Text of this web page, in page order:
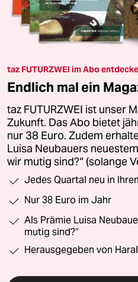
taz FUTURZWEI im Abo
Endlich mal ein
taz FUTURZWEI ist unser
Zukunft. Das Abo bietet
nur 38 Euro. Zudem
Luisa Neubauers
wir mutig sind?“ (solange
Jedes Quartal neu in
Nur 38 Euro im Jahr
Als Prämie Luisa
mutig sind?“
Herausgegeben von